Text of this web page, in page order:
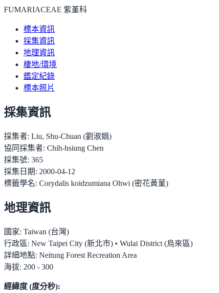
FUMARIACEAE 紫堇科
標本資訊
採集資訊
地理資訊
棲地/環境
鑑定紀錄
標本照片
採集資訊
採集者: Liu, Shu-Chuan (劉淑娟)
協同採集者: Chih-hsiung Chen
採集號: 365
採集日期: 2000-04-12
標籤學名: Corydalis koidzumiana Ohwi (密花黃菫)
地理資訊
國家: Taiwan (台灣)
行政區: New Taipei City (新北市) • Wulai District (烏來區)
詳細地點: Neitung Forest Recreation Area
海拔: 200 - 300
經緯度 (度分秒):